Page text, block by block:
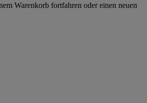
Warenkorb fortfahren oder einen neuen